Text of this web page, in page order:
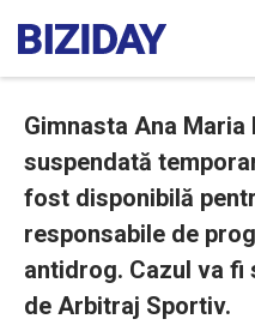
Gimnasta Ana
suspendată
fost disponibilă
responsabile de
antidrog. Cazul va fi
de Arbitraj Sportiv.